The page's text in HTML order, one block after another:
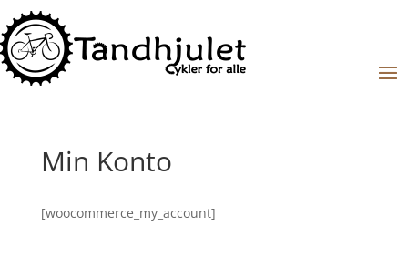
Min Konto
[woocommerce_my_account]